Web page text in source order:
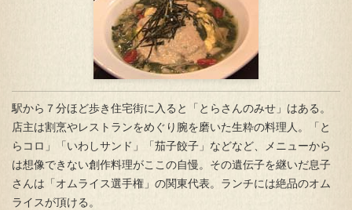
駅から７分ほど歩き住宅街に入ると「とらさんのみせ」はある。
店主は割烹やレストランをめぐり腕を磨いた生粋の料理人。「と
らコロ」「いわしサンド」「茄子餃子」などなど、メニューから
は想像できない創作料理がここの自慢。その遺伝子を継いだ息子
さんは「オムライス選手権」の関東代表。ランチには絶品のオム
ライスが頂ける。